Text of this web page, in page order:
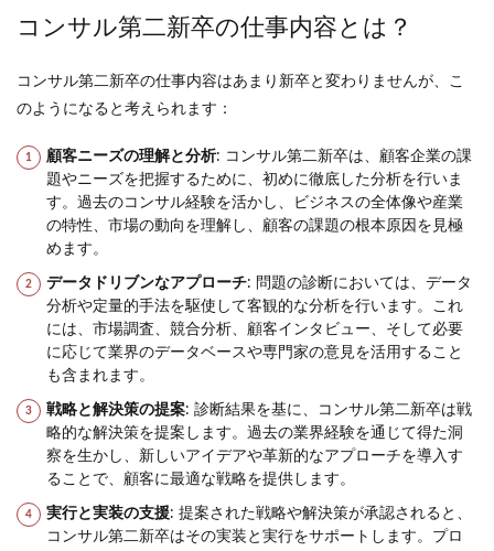
コンサル第二新卒の仕事内容とは？
コンサル第二新卒の仕事内容はあまり新卒と変わりませんが、こ
のようになると考えられます：
顧客ニーズの理解と分析: コンサル第二新卒は、顧客企業の課
題やニーズを把握するために、初めに徹底した分析を行いま
す。過去のコンサル経験を活かし、ビジネスの全体像や産業
の特性、市場の動向を理解し、顧客の課題の根本原因を見極
めます。
データドリブンなアプローチ: 問題の診断においては、データ
分析や定量的手法を駆使して客観的な分析を行います。これ
には、市場調査、競合分析、顧客インタビュー、そして必要
に応じて業界のデータベースや専門家の意見を活用すること
も含まれます。
戦略と解決策の提案: 診断結果を基に、コンサル第二新卒は戦
略的な解決策を提案します。過去の業界経験を通じて得た洞
察を生かし、新しいアイデアや革新的なアプローチを導入す
ることで、顧客に最適な戦略を提供します。
実行と実装の支援: 提案された戦略や解決策が承認されると、
コンサル第二新卒はその実装と実行をサポートします。プロ